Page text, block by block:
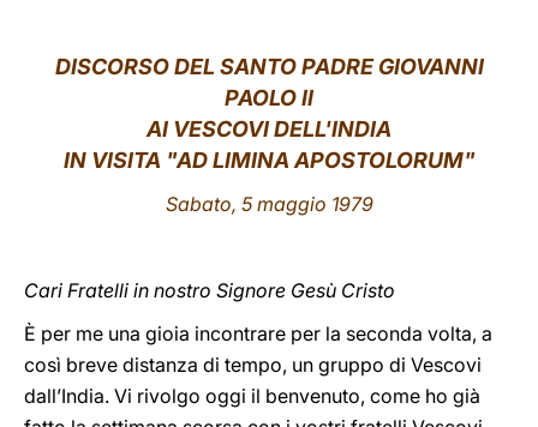
LATINE
DISCORSO DEL SANTO PADRE GIOVANNI
PAOLO II
AI VESCOVI DELL'INDIA
IN VISITA "AD LIMINA APOSTOLORUM"
Sabato, 5 maggio 1979
Cari Fratelli in nostro Signore Gesù Cristo
È per me una gioia incontrare per la seconda volta, a
così breve distanza di tempo, un gruppo di Vescovi
dall’India. Vi rivolgo oggi il benvenuto, come ho già